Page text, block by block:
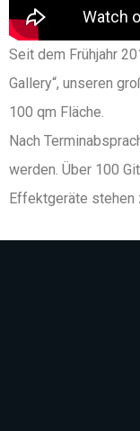
Seit dem Frühjahr
Gallery“, unseren
100 qm Fläche.
Nach
werden. Über 100
Effektgeräte stehen